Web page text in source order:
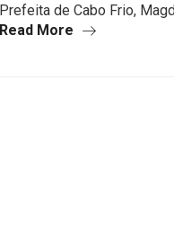
Prefeita de Cabo Frio,
Read More